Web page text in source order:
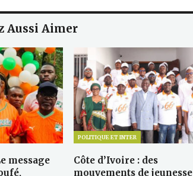
Aussi Aimer
message
POLITIQUE ET INTER
Côte d’Ivoire : des
mouvements de jeunesse